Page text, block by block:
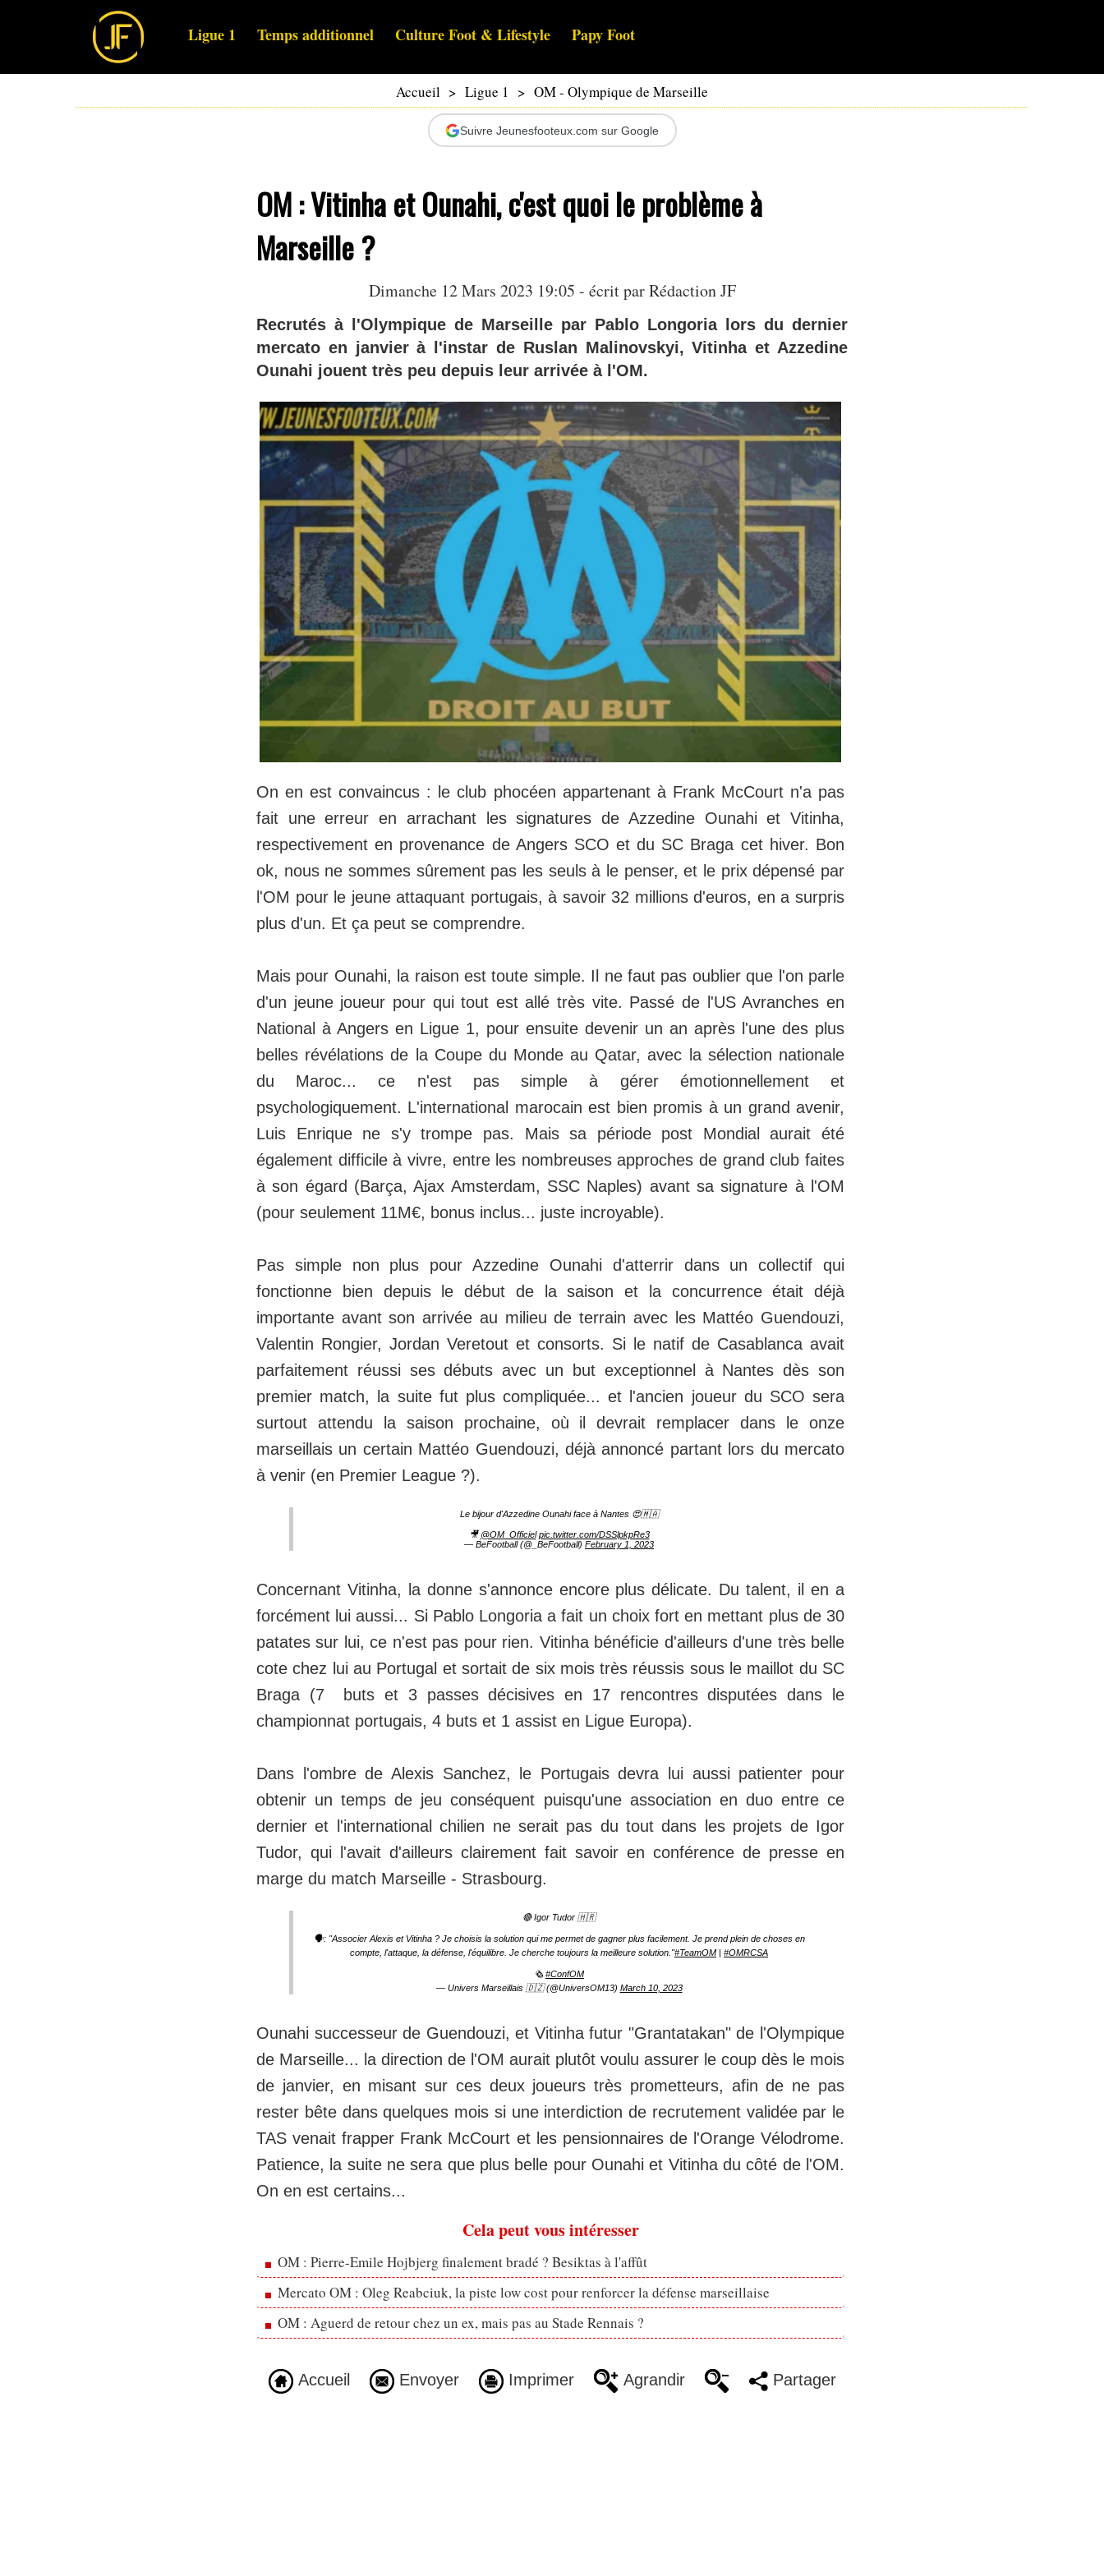
Ligue 1 Temps additionnel Culture Foot & Lifestyle Papy Foot
Accueil > Ligue 1 > OM - Olympique de Marseille
Suivre Jeunesfooteux.com sur Google
OM : Vitinha et Ounahi, c'est quoi le problème à
Marseille ?
Dimanche 12 Mars 2023 19:05 - écrit par Rédaction JF
Recrutés à l'Olympique de Marseille par Pablo Longoria lors du dernier
mercato en janvier à l'instar de Ruslan Malinovskyi, Vitinha et Azzedine
Ounahi jouent très peu depuis leur arrivée à l'OM.
On en est convaincus : le club phocéen appartenant à Frank McCourt n'a pas
fait une erreur en arrachant les signatures de Azzedine Ounahi et Vitinha,
respectivement en provenance de Angers SCO et du SC Braga cet hiver. Bon
ok, nous ne sommes sûrement pas les seuls à le penser, et le prix dépensé par
l'OM pour le jeune attaquant portugais, à savoir 32 millions d'euros, en a surpris
plus d'un. Et ça peut se comprendre.
Mais pour Ounahi, la raison est toute simple. Il ne faut pas oublier que l'on parle
d'un jeune joueur pour qui tout est allé très vite. Passé de l'US Avranches en
National à Angers en Ligue 1, pour ensuite devenir un an après l'une des plus
belles révélations de la Coupe du Monde au Qatar, avec la sélection nationale
du Maroc... ce n'est pas simple à gérer émotionnellement et
psychologiquement. L'international marocain est bien promis à un grand avenir,
Luis Enrique ne s'y trompe pas. Mais sa période post Mondial aurait été
également difficile à vivre, entre les nombreuses approches de grand club faites
à son égard (Barça, Ajax Amsterdam, SSC Naples) avant sa signature à l'OM
(pour seulement 11M€, bonus inclus... juste incroyable).
Pas simple non plus pour Azzedine Ounahi d'atterrir dans un collectif qui
fonctionne bien depuis le début de la saison et la concurrence était déjà
importante avant son arrivée au milieu de terrain avec les Mattéo Guendouzi,
Valentin Rongier, Jordan Veretout et consorts. Si le natif de Casablanca avait
parfaitement réussi ses débuts avec un but exceptionnel à Nantes dès son
premier match, la suite fut plus compliquée... et l'ancien joueur du SCO sera
surtout attendu la saison prochaine, où il devrait remplacer dans le onze
marseillais un certain Mattéo Guendouzi, déjà annoncé partant lors du mercato
à venir (en Premier League ?).
Le bijour d'Azzedine Ounahi face à Nantes 😍🇲🇦
🎥 @OM_Officiel pic.twitter.com/DSSlpkpRe3
— BeFootball (@_BeFootball) February 1, 2023
Concernant Vitinha, la donne s'annonce encore plus délicate. Du talent, il en a
forcément lui aussi... Si Pablo Longoria a fait un choix fort en mettant plus de 30
patates sur lui, ce n'est pas pour rien. Vitinha bénéficie d'ailleurs d'une très belle
cote chez lui au Portugal et sortait de six mois très réussis sous le maillot du SC
Braga (7 buts et 3 passes décisives en 17 rencontres disputées dans le
championnat portugais, 4 buts et 1 assist en Ligue Europa).
Dans l'ombre de Alexis Sanchez, le Portugais devra lui aussi patienter pour
obtenir un temps de jeu conséquent puisqu'une association en duo entre ce
dernier et l'international chilien ne serait pas du tout dans les projets de Igor
Tudor, qui l'avait d'ailleurs clairement fait savoir en conférence de presse en
marge du match Marseille - Strasbourg.
🔴 Igor Tudor 🇭🇷
🗣️: "Associer Alexis et Vitinha ? Je choisis la solution qui me permet de gagner plus facilement. Je prend plein de choses en
compte, l'attaque, la défense, l'équilibre. Je cherche toujours la meilleure solution."#TeamOM #OMRCSA
🗞️#ConfOM
— Univers Marseillais 🇩🇿 (@UniversOM13) March 10, 2023
Ounahi successeur de Guendouzi, et Vitinha futur "Grantatakan" de l'Olympique
de Marseille... la direction de l'OM aurait plutôt voulu assurer le coup dès le mois
de janvier, en misant sur ces deux joueurs très prometteurs, afin de ne pas
rester bête dans quelques mois si une interdiction de recrutement validée par le
TAS venait frapper Frank McCourt et les pensionnaires de l'Orange Vélodrome.
Patience, la suite ne sera que plus belle pour Ounahi et Vitinha du côté de l'OM.
On en est certains...
Cela peut vous intéresser
OM : Pierre-Emile Hojbjerg finalement bradé ? Besiktas à l'affût
Mercato OM : Oleg Reabciuk, la piste low cost pour renforcer la défense marseillaise
OM : Aguerd de retour chez un ex, mais pas au Stade Rennais ?
Accueil Envoyer Imprimer Agrandir Partager